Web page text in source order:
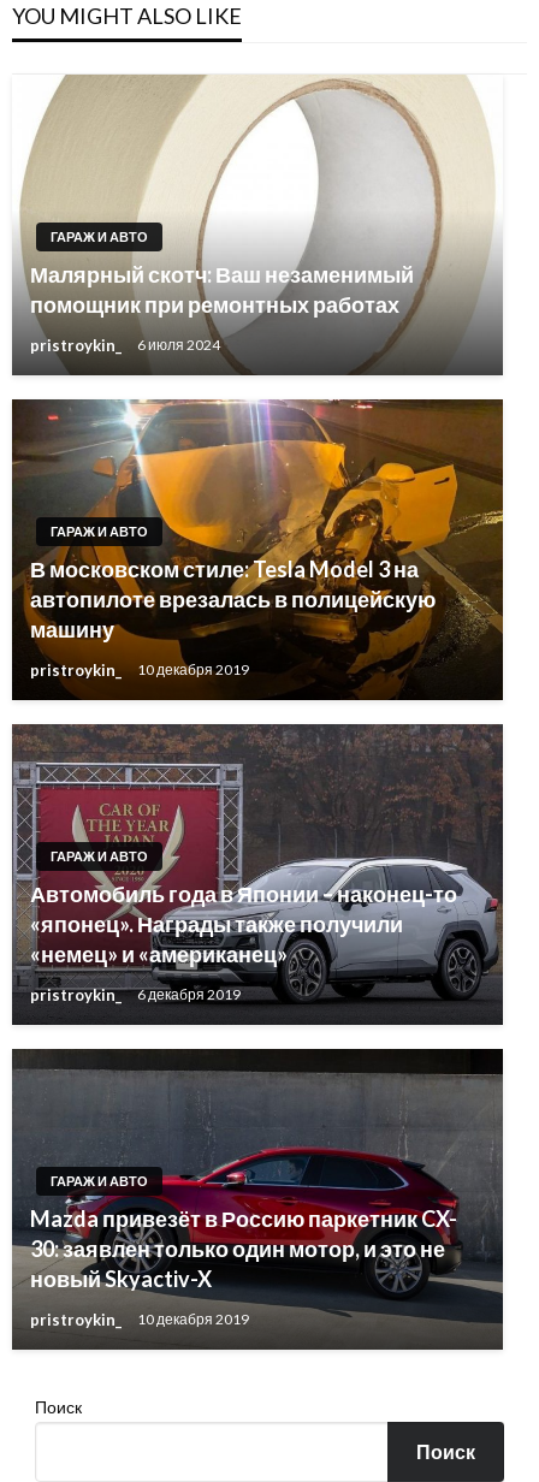
YOU MIGHT ALSO LIKE
ГАРАЖ И АВТО
Малярный скотч: Ваш незаменимый
помощник при ремонтных работах
pristroykin_ 6 июля 2024
ГАРАЖ И АВТО
В московском стиле: Tesla Model 3 на
автопилоте врезалась в полицейскую
машину
pristroykin_ 10 декабря 2019
ГАРАЖ И АВТО
Автомобиль года в Японии – наконец-то
«японец». Награды также получили
«немец» и «американец»
pristroykin_ 6 декабря 2019
ГАРАЖ И АВТО
Mazda привезёт в Россию паркетник CX-
30: заявлен только один мотор, и это не
новый Skyactiv-X
pristroykin_ 10 декабря 2019
Поиск
Поиск